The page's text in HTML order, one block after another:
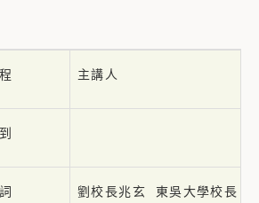
主講人
劉校長兆玄 東吳大學校長